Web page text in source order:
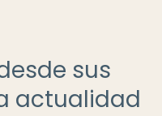
sus
actualidad